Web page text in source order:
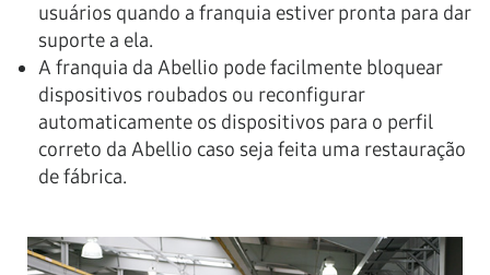
usuários quando a franquia estiver pronta para dar
suporte a ela.
A franquia da Abellio pode facilmente bloquear
dispositivos roubados ou reconfigurar
automaticamente os dispositivos para o perfil
correto da Abellio caso seja feita uma restauração
de fábrica.